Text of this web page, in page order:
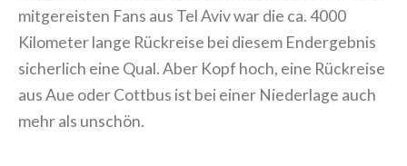
mitgereisten Fans aus Tel Aviv war die ca. 4000
Kilometer lange Rückreise bei diesem Endergebnis
sicherlich eine Qual. Aber Kopf hoch, eine Rückreise
aus Aue oder Cottbus ist bei einer Niederlage auch
mehr als unschön.